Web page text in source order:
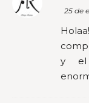
25 de
y el